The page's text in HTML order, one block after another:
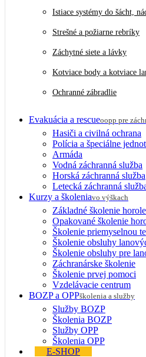
Istiace systémy do šácht,
Strešné a požiarne rebríky
Záchytné siete a lávky
Kotviace body a kotviace
Ochranné zábradlie
Evakuácia a rescueoopp pre
Hasiči a civilná ochrana
Polícia a špeciálne
Armáda
Vodná záchranná služba
Horská záchranná služba
Letecká záchranná
Kurzy a školeniavo výškach
Základné školenie
Opakované školenie
Školenie priemyselnou
Školenie obsluhy
Školenie obsluhy pre
Záchranárske školenie
Školenie prvej pomoci
Vzdelávacie centrum
BOZP a OPPškolenia a služby
Služby BOZP
Školenia BOZP
Služby OPP
Školenia OPP
E-SHOP